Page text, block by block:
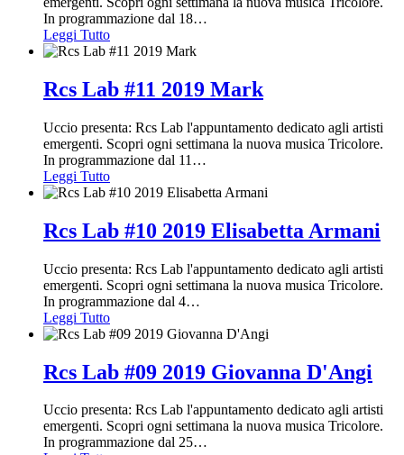
In programmazione dal 18…
Leggi Tutto
Rcs Lab #11 2019 Mark
Uccio presenta: Rcs Lab l'appuntamento dedicato agli artisti
emergenti. Scopri ogni settimana la nuova musica Tricolore.
In programmazione dal 11 …
Leggi Tutto
Rcs Lab #10 2019 Elisabetta Armani
Uccio presenta: Rcs Lab l'appuntamento dedicato agli artisti
emergenti. Scopri ogni settimana la nuova musica Tricolore.
In programmazione dal 4…
Leggi Tutto
Rcs Lab #09 2019 Giovanna D'Angi
Uccio presenta: Rcs Lab l'appuntamento dedicato agli artisti
emergenti. Scopri ogni settimana la nuova musica Tricolore.
In programmazione dal 25…